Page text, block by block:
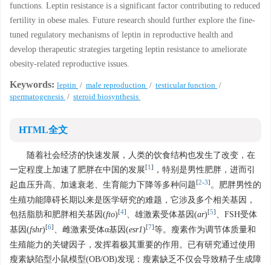
functions. Leptin resistance is a significant factor contributing to reduced
fertility in obese males. Future research should further explore the fine-
tuned regulatory mechanisms of leptin in reproductive health and
develop therapeutic strategies targeting leptin resistance to ameliorate
obesity-related reproductive issues.
Keywords: leptin / male reproduction / testicular function /
spermatogenesis / steroid biosynthesis
HTML全文
随着社会经济的快速发展，人类的饮食结构也发生了改变，在
一定程度上加速了肥胖在中国的发展[1]
，特别是男性肥胖，进而引
起血压升高、加速衰老、生育能力下降等多种问题[2-3] 。肥胖男性的
生殖功能障碍长期以来是医学研究的难题，它涉及多个相关基因，
包括脂肪和肥胖相关基因(fto)[4] 、雄激素受体基因(ar)[5] 、FSH受体
基因(fshr)[6] 、雌激素受体α基因(esr1)[7]等。瘦素作为调节体质量和
生殖能力的关键因子，发挥着极其重要的作用。已有研究通过使用
瘦素缺陷型小鼠模型(OB/OB)发现：瘦素缺乏不仅会导致精子生成障